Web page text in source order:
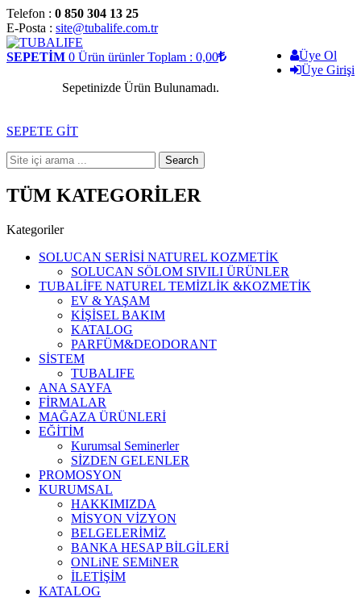
Telefon : 0 850 304 13 25
E-Posta : site@tubalife.com.tr
Üye Ol
Üye Girişi
SEPETİM 0 Ürün ürünlerToplam : 0,00
Sepetinizde Ürün Bulunamadı.
SEPETE GİT
Search
TÜM KATEGORİLER
Kategoriler
SOLUCAN SERİSİ NATUREL KOZMETİK
SOLUCAN SÖLOM SIVILI ÜRÜNLER
TUBALİFE NATUREL TEMİZLİK &KOZMETİK
EV & YAŞAM
KİŞİSEL BAKIM
KATALOG
PARFÜM&DEODORANT
SİSTEM
TUBALIFE
ANA SAYFA
FİRMALAR
MAĞAZA ÜRÜNLERİ
EĞİTİM
Kurumsal Seminerler
SİZDEN GELENLER
PROMOSYON
KURUMSAL
HAKKIMIZDA
MİSYON VİZYON
BELGELERİMİZ
BANKA HESAP BİLGİLERİ
ONLiNE SEMiNER
İLETİŞİM
KATALOG